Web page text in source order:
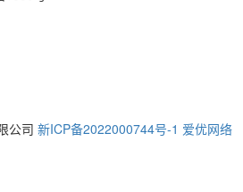
公司 新ICP备2022000744号-1 爱优网络